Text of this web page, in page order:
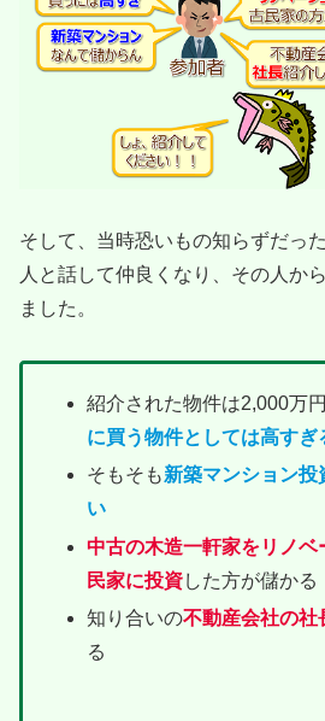
そして、当時恐いもの知らずだっ
人と話して仲良くなり、その人か
ました。
紹介された物件は2,000万
に買う物件としては高すぎ
そもそも新築マンション投
い
中古の木造一軒家をリノベ
民家に投資した方が儲かる
知り合いの不動産会社の社
る